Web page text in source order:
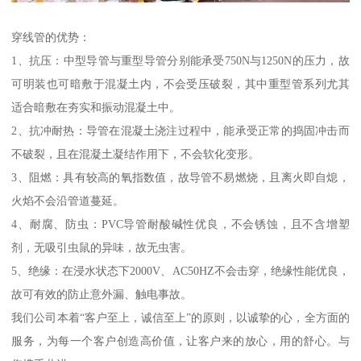
穿线管的优势：
1、抗压：中型导管与重型导管分别能承受750N与1250N的压力，故
可明装也可暗敷于混凝土内，不会受压破裂，其中重型管系列尤其
适合暗敷在夯实和振动混凝土中。
2、抗冲耐热：导管在混凝土浇注过程中，能承受正常的捣固冲击而
不破裂，且在混凝土凝结作用下，不会软化变形。
3、阻燃：具有较高的氧指数值，故导管不易燃烧，且离火即自熄，
火焰不会沿管道蔓延。
4、耐腐、防虫：PVC导管耐酸碱性优良，不会锈蚀，且不含增塑
剂，无吸引虫鼠的异味，故无虫害。
5、绝缘：在浸水状态下2000V、AC50HZ不会击穿，绝缘性能优良，
故可有效的防止意外漏、触电事故。
我们公司本着“客户至上，诚信至上”的原则，以诚挚的心，全方面的
服务，为每一个客户创造高价值，让客户来的放心，用的舒心。与